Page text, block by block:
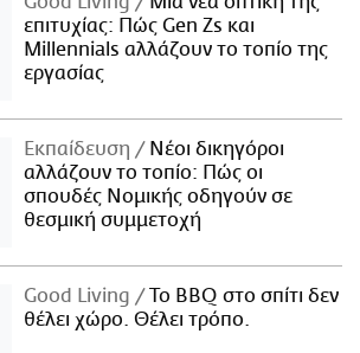
επιτυχίας: Πώς Gen Zs και
Millennials αλλάζουν το τοπίο της
εργασίας
Εκπαίδευση
Νέοι δικηγόροι
αλλάζουν το τοπίο: Πώς οι
σπουδές Νομικής οδηγούν σε
θεσμική συμμετοχή
Good Living
Το BBQ στο σπίτι δεν
θέλει χώρο. Θέλει τρόπο.